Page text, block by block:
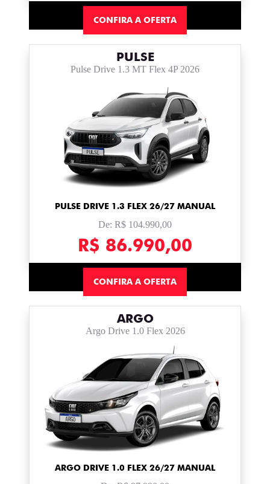
CONFIRA A OFERTA
PULSE
Pulse Drive 1.3 MT Flex 4P 2026
PULSE DRIVE 1.3 FLEX 26/27 MANUAL
De: R$ 104.990,00
R$ 86.990,00
CONFIRA A OFERTA
ARGO
Argo Drive 1.0 Flex 2026
ARGO DRIVE 1.0 FLEX 26/27 MANUAL